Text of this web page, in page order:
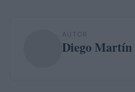
AUTOR
Diego Martín